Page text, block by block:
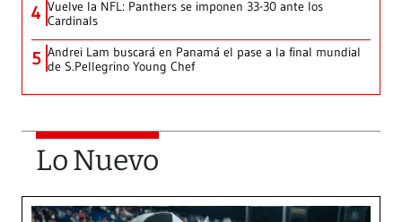
4 Vuelve la NFL: Panthers se imponen 33-30 ante los
Cardinals
5 Andrei Lam buscará en Panamá el pase a la final mundial
de S.Pellegrino Young Chef
Lo Nuevo